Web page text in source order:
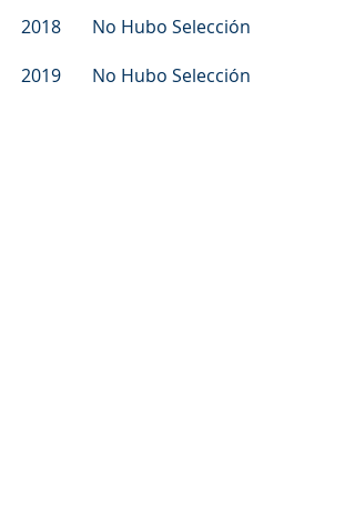
2018 No Hubo Selección
2019 No Hubo Selección